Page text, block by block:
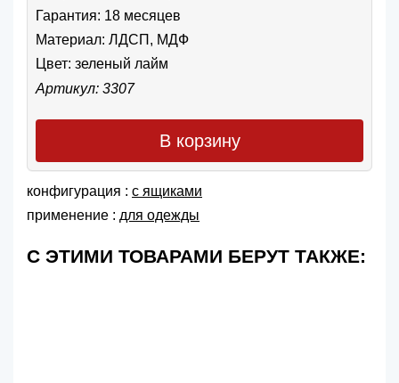
Гарантия: 18 месяцев
Материал: ЛДСП, МДФ
Цвет: зеленый лайм
Артикул: 3307
В корзину
конфигурация : с ящиками
применение : для одежды
С ЭТИМИ ТОВАРАМИ БЕРУТ ТАКЖЕ: